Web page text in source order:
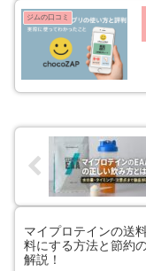
ジムの口コミ
マイプロテインの送
料にする方法と節約
解説！